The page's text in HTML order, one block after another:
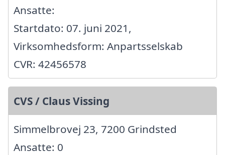
Ansatte:
Startdato: 07. juni 2021,
Virksomhedsform: Anpartsselskab
CVR: 42456578
CVS / Claus Vissing
Simmelbrovej 23, 7200 Grindsted
Ansatte: 0